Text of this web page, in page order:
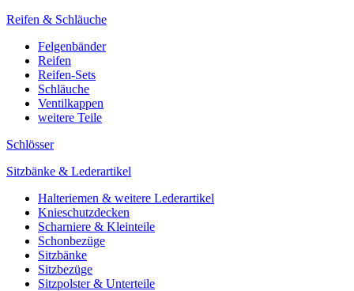
Reifen & Schläuche
Felgenbänder
Reifen
Reifen-Sets
Schläuche
Ventilkappen
weitere Teile
Schlösser
Sitzbänke & Lederartikel
Halteriemen & weitere Lederartikel
Knieschutzdecken
Scharniere & Kleinteile
Schonbezüge
Sitzbänke
Sitzbezüge
Sitzpolster & Unterteile